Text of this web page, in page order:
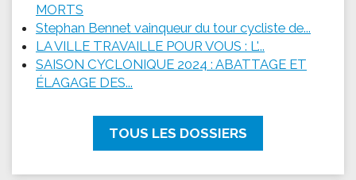
MORTS
Stephan Bennet vainqueur du tour cycliste de...
LA VILLE TRAVAILLE POUR VOUS : L'...
SAISON CYCLONIQUE 2024 : ABATTAGE ET
ÉLAGAGE DES...
TOUS LES DOSSIERS